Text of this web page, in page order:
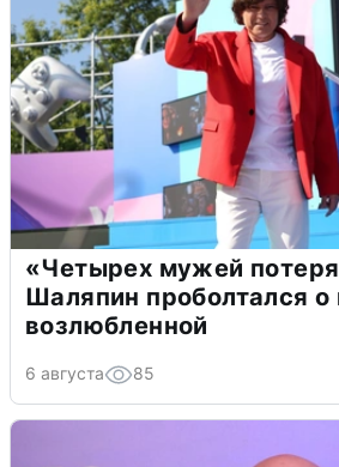
«Четырех мужей
Шаляпин проболтался о
возлюбленной
6 августа 85